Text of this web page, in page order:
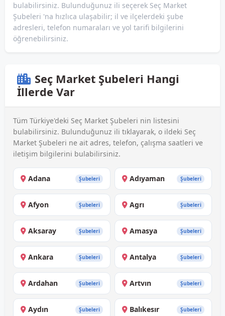
bulabilirsiniz. Bulunduğunuz ili seçerek Seç Market
Şubeleri 'na hızlıca ulaşabilir; il ve ilçelerdeki şube
adresleri, telefon numaraları ve yol tarifi bilgilerini
öğrenebilirsiniz.
Seç Market Şubeleri Hangi
İllerde Var
Tüm Türkiye'deki Seç Market Şubeleri nin listesini
bulabilirsiniz. Bulunduğunuz ili tıklayarak, o ildeki Seç
Market Şubeleri ne ait adres, telefon, çalışma saatleri ve
iletişim bilgilerini bulabilirsiniz.
Adana Şubeleri Adıyaman Şubeleri
Afyon Şubeleri Agrı Şubeleri
Aksaray Şubeleri Amasya Şubeleri
Ankara Şubeleri Antalya Şubeleri
Ardahan Şubeleri Artvın Şubeleri
Aydın Şubeleri Balıkesır Şubeleri